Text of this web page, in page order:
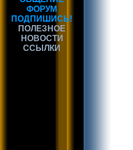
ФОРУМ
ПОДПИШИСЬ!
ПОЛЕЗНОЕ
НОВОСТИ
ССЫЛКИ